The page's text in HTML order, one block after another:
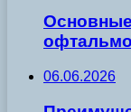
06.06.2026